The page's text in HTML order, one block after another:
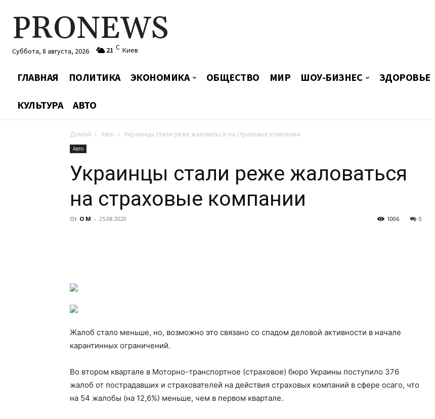
PRONEWS
Суббота, 8 августа, 2026 21 C Киев
ГЛАВНАЯ ПОЛИТИКА ЭКОНОМИКА ОБЩЕСТВО МИР ШОУ-БИЗНЕС ЗДОРОВЬЕ
КУЛЬТУРА АВТО
Домой Авто Украинцы стали реже жаловаться на страховые компании
Авто
Украинцы стали реже жаловаться
на страховые компании
От О М - 25.08.2020 0
1006
Жалоб стало меньше, но, возможно это связано со спадом деловой активности в начале
карантинных ограничений.
Во втором квартале в Моторно-транспортное (страховое) бюро Украины поступило 376
жалоб от пострадавших и страхователей на действия страховых компаний в сфере осаго, что
на 54 жалобы (на 12,6%) меньше, чем в первом квартале.